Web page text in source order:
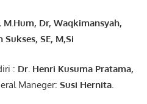
M.Hum, Dr, Waqkimansyah,
Sukses, SE, M,Si
: Dr. Henri Kusuma Pratama,
Maneger: Susi Hernita.